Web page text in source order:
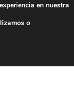
en nuestra
o